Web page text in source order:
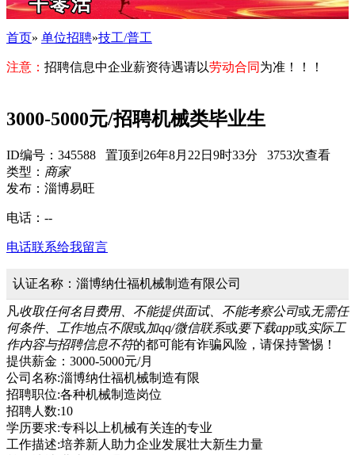
首页» 单位招聘»技工/普工
注意： 招聘信息中企业薪资待遇请以劳动合同 为准！！！
3000-5000元/招聘机械类毕业生
ID编号：345588 置顶到26年8月22日9时33分 3753次查看
类型： 商家
发布：淄博易旺
电话： --
电话联系给我留言
认证名称：淄博纳仕福机械制造有限公司
凡收取任何名目费用、不能提供面试、不能考察公司或无需任
何条件、工作地点不限或加qq/微信联系或要下载app或实际工
作内容与招聘信息不符的都可能有诈骗风险，请保持警惕！
提供薪金：3000-5000元/月
公司名称:淄博纳仕福机械制造有限
招聘职位:各种机械制造岗位
招聘人数:10
学历要求:专科以上机械有关连的专业
工作描述:培养新人助力企业发展壮大新生力量